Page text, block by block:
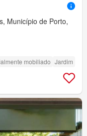
Município de Porto,
mobiliado Jardim